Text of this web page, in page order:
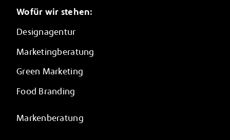
Wofür wir stehen:
Designagentur
Marketingberatung
Green Marketing
Food Branding
Markenberatung